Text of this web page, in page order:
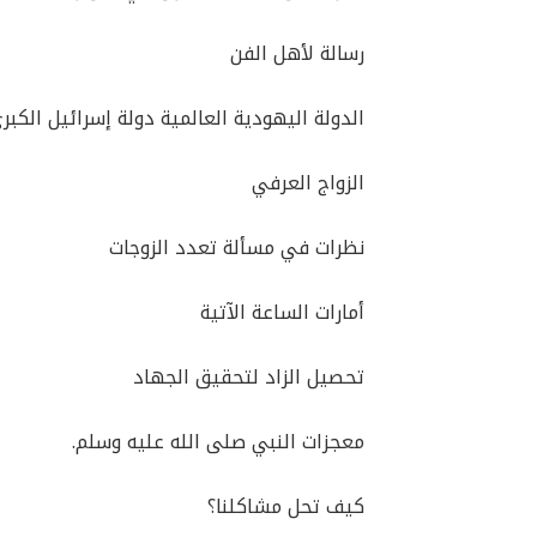
رسالة لأهل الفن
الدولة اليهودية العالمية دولة إسرائيل
الزواج العرفي
نظرات في مسألة تعدد الزوجات
أمارات الساعة الآتية
تحصيل الزاد لتحقيق الجهاد
معجزات النبي صلى الله عليه وسلم.
كيف تحل مشاكلنا؟